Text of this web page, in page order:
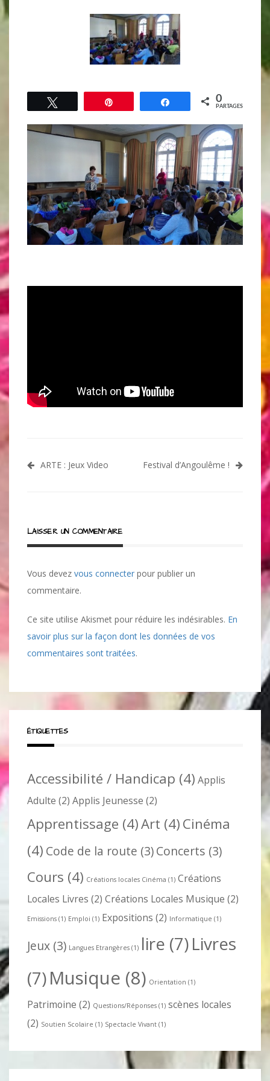
Partagez 0
PARTAGES
Navigation
ARTE : Jeux Video Festival d’Angoulême !
LAISSER UN COMMENTAIRE
Vous devez vous connecter pour publier un
commentaire.
Ce site utilise Akismet pour réduire les indésirables. En
savoir plus sur la façon dont les données de vos
commentaires sont traitées.
ÉTIQUETTES
Accessibilité / Handicap (4) Applis
Adulte (2) Applis Jeunesse (2)
Apprentissage (4)Art (4) Cinéma
(4) Code de la route (3)Concerts (3)
Cours (4) Créations locales Cinéma (1) Créations
Locales Livres (2) Créations Locales Musique (2)
Emissions (1) Emploi (1) Expositions (2) Informatique (1)
Jeux (3) Langues Etrangères (1) lire (7)Livres
(7)Musique (8) Orientation (1)
Patrimoine (2) Questions/Réponses (1) scènes locales
(2) Soutien Scolaire (1) Spectacle Vivant (1)